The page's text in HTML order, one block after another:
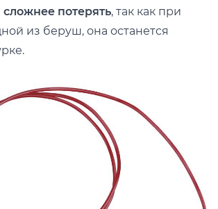
сложнее потерять, так как при
из беруш, она останется